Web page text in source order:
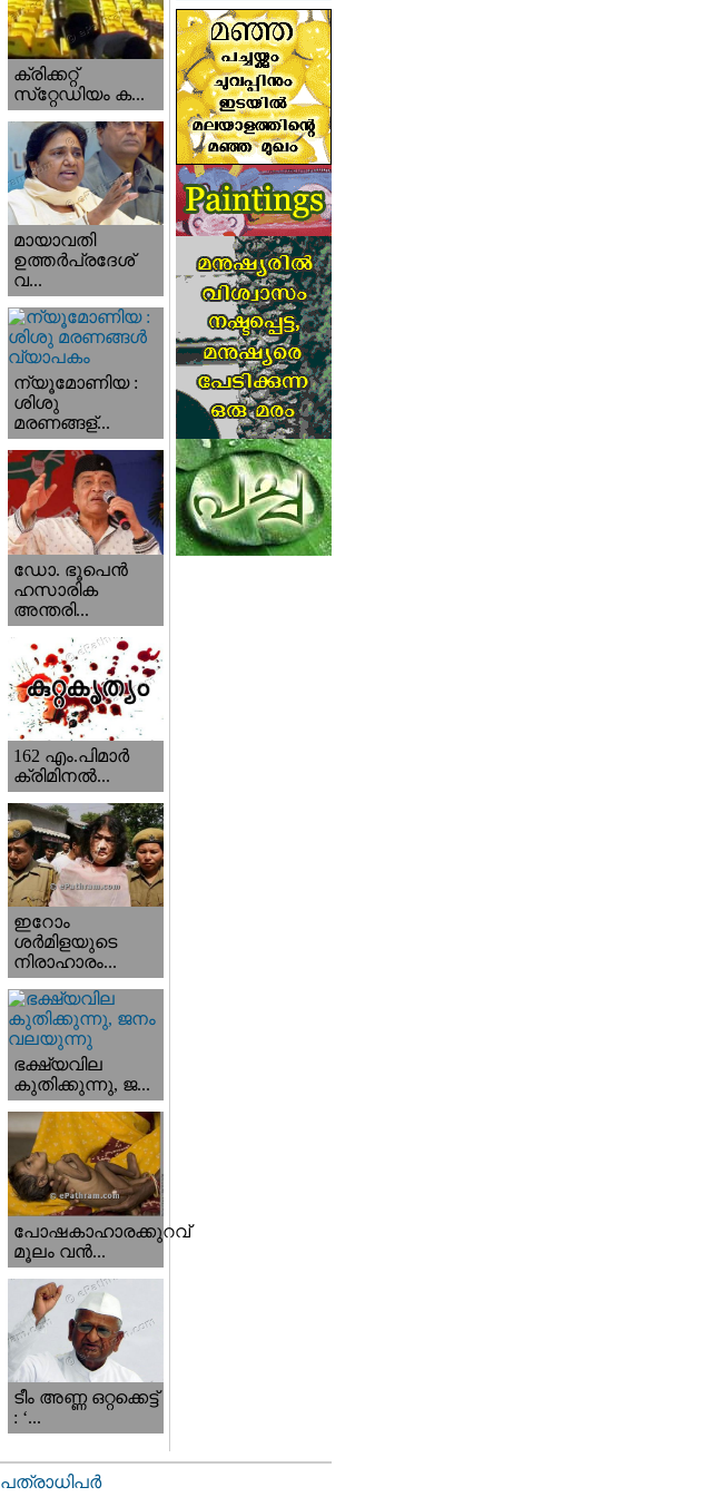
ക്രിക്കറ്റ്
സ്‌റ്റേഡിയം ക...
മായാവതി
ഉത്തര്‍പ്രദേശ്‌
വ...
ന്യൂമോണിയ :
ശിശു
മരണങ്ങള്...
ഡോ. ഭൂപെന്‍
ഹസാരിക
അന്തരി...
162 എം.പിമാര്‍
ക്രിമിനല്‍...
ഇറോം
ശര്‍മിളയുടെ
നിരാഹാരം...
ഭക്ഷ്യവില
കുതിക്കുന്നു, ജ...
പോഷകാഹാരക്കുറവ്
മൂലം വന്‍...
ടീം അണ്ണ ഒറ്റക്കെട്ട്
: ‘...
പത്രാധിപര്‍